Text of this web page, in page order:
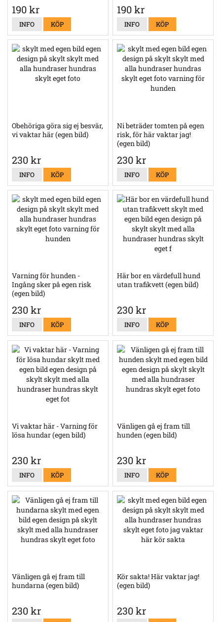
190 kr
INFO KÖP
190 kr
INFO KÖP
Obehöriga göra sig ej besvär,
vi vaktar här (egen bild)
230 kr
INFO KÖP
Ni beträder tomten på egen
risk, för här vaktar jag!
(egen bild)
230 kr
INFO KÖP
Varning för hunden -
Ingång sker på egen risk
(egen bild)
230 kr
INFO KÖP
Här bor en värdefull hund
utan trafikvett (egen bild)
230 kr
INFO KÖP
Vi vaktar här - Varning för
lösa hundar (egen bild)
230 kr
INFO KÖP
Vänligen gå ej fram till
hunden (egen bild)
230 kr
INFO KÖP
Vänligen gå ej fram till
hundarna (egen bild)
230 kr
Kör sakta! Här vaktar jag!
(egen bild)
230 kr